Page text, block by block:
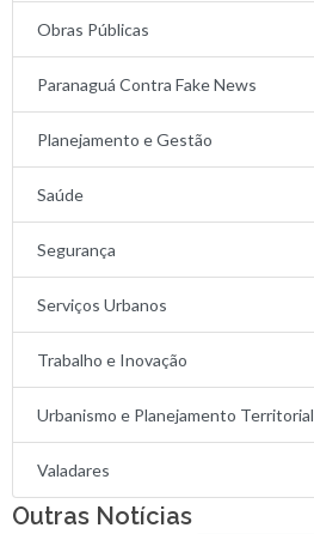
Obras Públicas
Paranaguá Contra Fake News
Planejamento e Gestão
Saúde
Segurança
Serviços Urbanos
Trabalho e Inovação
Urbanismo e Planejamento Territorial
Valadares
Outras Notícias